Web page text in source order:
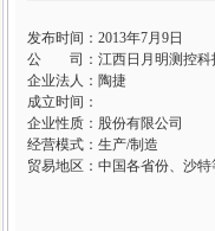
发布时间：2013年7月9日
公 司：江西日月明测控科
企业法人：陶捷
成立时间：
企业性质：股份有限公司
经营模式：生产/制造
贸易地区：中国各省份、沙特